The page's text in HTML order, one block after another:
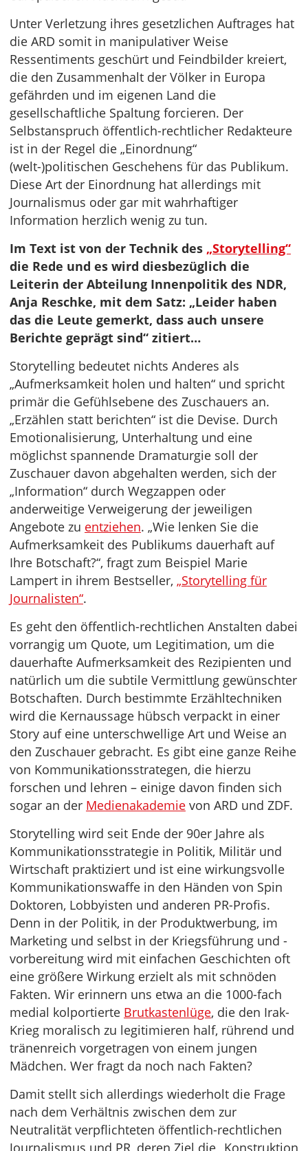
Unter Verletzung ihres gesetzlichen Auftrages hat
die ARD somit in manipulativer Weise
Ressentiments geschürt und Feindbilder kreiert,
die den Zusammenhalt der Völker in Europa
gefährden und im eigenen Land die
gesellschaftliche Spaltung forcieren. Der
Selbstanspruch öffentlich-rechtlicher Redakteure
ist in der Regel die „Einordnung“
(welt-)politischen Geschehens für das Publikum.
Diese Art der Einordnung hat allerdings mit
Journalismus oder gar mit wahrhaftiger
Information herzlich wenig zu tun.
Im Text ist von der Technik des „Storytelling“
die Rede und es wird diesbezüglich die
Leiterin der Abteilung Innenpolitik des NDR,
Anja Reschke, mit dem Satz: „Leider haben
das die Leute gemerkt, dass auch unsere
Berichte geprägt sind“ zitiert…
Storytelling bedeutet nichts Anderes als
„Aufmerksamkeit holen und halten“ und spricht
primär die Gefühlsebene des Zuschauers an.
„Erzählen statt berichten“ ist die Devise. Durch
Emotionalisierung, Unterhaltung und eine
möglichst spannende Dramaturgie soll der
Zuschauer davon abgehalten werden, sich der
„Information“ durch Wegzappen oder
anderweitige Verweigerung der jeweiligen
Angebote zu entziehen. „Wie lenken Sie die
Aufmerksamkeit des Publikums dauerhaft auf
Ihre Botschaft?“, fragt zum Beispiel Marie
Lampert in ihrem Bestseller, „Storytelling für
Journalisten“.
Es geht den öffentlich-rechtlichen Anstalten dabei
vorrangig um Quote, um Legitimation, um die
dauerhafte Aufmerksamkeit des Rezipienten und
natürlich um die subtile Vermittlung gewünschter
Botschaften. Durch bestimmte Erzähltechniken
wird die Kernaussage hübsch verpackt in einer
Story auf eine unterschwellige Art und Weise an
den Zuschauer gebracht. Es gibt eine ganze Reihe
von Kommunikationsstrategen, die hierzu
forschen und lehren – einige davon finden sich
sogar an der Medienakademie von ARD und ZDF.
Storytelling wird seit Ende der 90er Jahre als
Kommunikationsstrategie in Politik, Militär und
Wirtschaft praktiziert und ist eine wirkungsvolle
Kommunikationswaffe in den Händen von Spin
Doktoren, Lobbyisten und anderen PR-Profis.
Denn in der Politik, in der Produktwerbung, im
Marketing und selbst in der Kriegsführung und -
vorbereitung wird mit einfachen Geschichten oft
eine größere Wirkung erzielt als mit schnöden
Fakten. Wir erinnern uns etwa an die 1000-fach
medial kolportierte Brutkastenlüge, die den Irak-
Krieg moralisch zu legitimieren half, rührend und
tränenreich vorgetragen von einem jungen
Mädchen. Wer fragt da noch nach Fakten?
Damit stellt sich allerdings wiederholt die Frage
nach dem Verhältnis zwischen dem zur
Neutralität verpflichteten öffentlich-rechtlichen
Journalismus und PR, deren Ziel die „Konstruktion